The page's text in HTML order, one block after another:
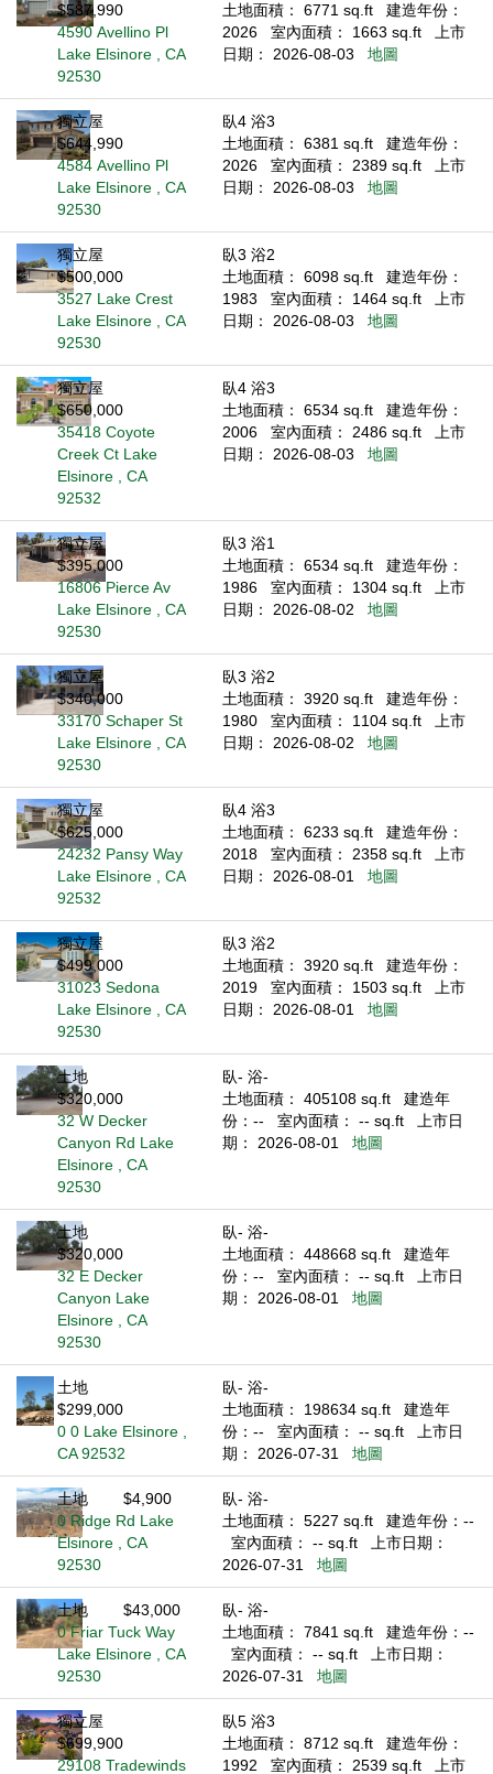
$587,990
4590 Avellino Pl
Lake Elsinore , CA
92530
土地面積： 6771 sq.ft
建造年份：
2026
室內面積： 1663 sq.ft
上市
日期： 2026-08-03
地圖
獨立屋
$644,990
4584 Avellino Pl
Lake Elsinore , CA
92530
臥4 浴3
土地面積： 6381 sq.ft
建造年份：
2026
室內面積： 2389 sq.ft
上市
日期： 2026-08-03
地圖
獨立屋
$500,000
3527 Lake Crest
Lake Elsinore , CA
92530
臥3 浴2
土地面積： 6098 sq.ft
建造年份：
1983
室內面積： 1464 sq.ft
上市
日期： 2026-08-03
地圖
獨立屋
$650,000
35418 Coyote
Creek Ct Lake
Elsinore , CA
92532
臥4 浴3
土地面積： 6534 sq.ft
建造年份：
2006
室內面積： 2486 sq.ft
上市
日期： 2026-08-03
地圖
獨立屋
$395,000
16806 Pierce Av
Lake Elsinore , CA
92530
臥3 浴1
土地面積： 6534 sq.ft
建造年份：
1986
室內面積： 1304 sq.ft
上市
日期： 2026-08-02
地圖
獨立屋
$340,000
33170 Schaper St
Lake Elsinore , CA
92530
臥3 浴2
土地面積： 3920 sq.ft
建造年份：
1980
室內面積： 1104 sq.ft
上市
日期： 2026-08-02
地圖
獨立屋
$625,000
24232 Pansy Way
Lake Elsinore , CA
92532
臥4 浴3
土地面積： 6233 sq.ft
建造年份：
2018
室內面積： 2358 sq.ft
上市
日期： 2026-08-01
地圖
獨立屋
$499,000
31023 Sedona
Lake Elsinore , CA
92530
臥3 浴2
土地面積： 3920 sq.ft
建造年份：
2019
室內面積： 1503 sq.ft
上市
日期： 2026-08-01
地圖
土地
$320,000
32 W Decker
Canyon Rd Lake
Elsinore , CA
92530
臥- 浴-
土地面積： 405108 sq.ft
建造年
份：--
室內面積： -- sq.ft
上市日
期： 2026-08-01
地圖
土地
$320,000
32 E Decker
Canyon Lake
Elsinore , CA
92530
臥- 浴-
土地面積： 448668 sq.ft
建造年
份：--
室內面積： -- sq.ft
上市日
期： 2026-08-01
地圖
土地
$299,000
0 0 Lake Elsinore ,
CA 92532
臥- 浴-
土地面積： 198634 sq.ft
建造年
份：--
室內面積： -- sq.ft
上市日
期： 2026-07-31
地圖
土地
$4,900
0 Ridge Rd Lake
Elsinore , CA
92530
臥- 浴-
土地面積： 5227 sq.ft
建造年份：--
室內面積： -- sq.ft
上市日期：
2026-07-31
地圖
土地
$43,000
0 Friar Tuck Way
Lake Elsinore , CA
92530
臥- 浴-
土地面積： 7841 sq.ft
建造年份：--
室內面積： -- sq.ft
上市日期：
2026-07-31
地圖
獨立屋
$699,900
29108 Tradewinds
臥5 浴3
土地面積： 8712 sq.ft
建造年份：
1992
室內面積： 2539 sq.ft 上市